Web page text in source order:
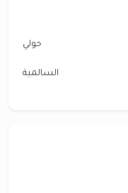
حولي
السالمية